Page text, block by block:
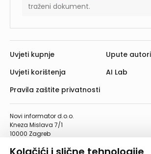
traženi dokument.
Novi informator d.o.o.
Kneza Mislava 7/1
10000 Zagreb
Telefaks: 01/4612-553
Uvjeti kupnje
Uvjeti korištenja
Pravila zaštite privatnosti
Upute
AI Lab